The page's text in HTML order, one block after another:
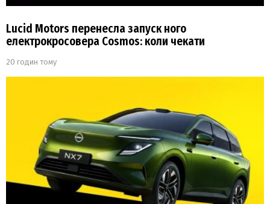
Lucid Motors перенесла запуск ного
електрокросовера Cosmos: коли чекати
20 годин тому